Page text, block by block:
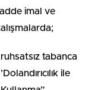
imal ve
tabanca
ile